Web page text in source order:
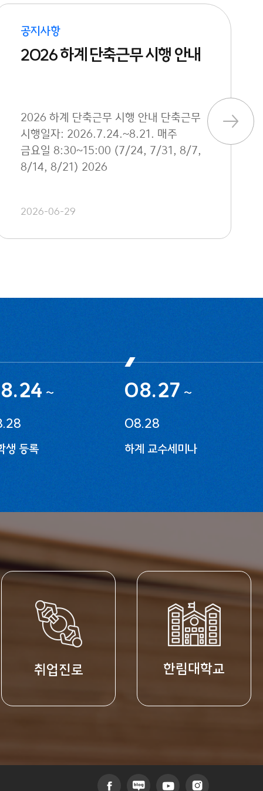
공지사항
2026 하계 단축근무 시행 안내
2026 하계 단축근무 시행 안내 단축근무
시행일자: 2026.7.24.~8.21. 매주
금요일 8:30~15:00 (7/24, 7/31, 8/7,
8/14, 8/21) 2026
2026-06-29
~
생 등록
08.27 ~
08.28
하계 교수세미나
한림대학교 교수진